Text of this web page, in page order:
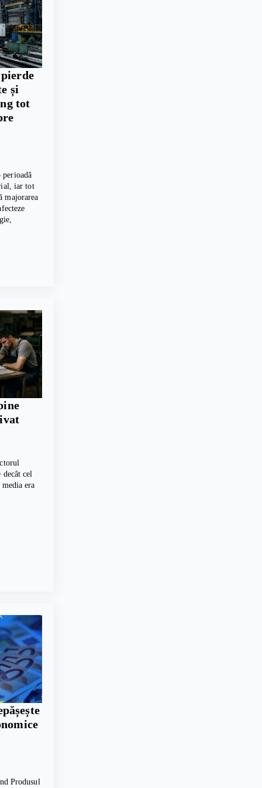
și
tot
perioadă
iar tot
majorarea
cel
era
Produsul